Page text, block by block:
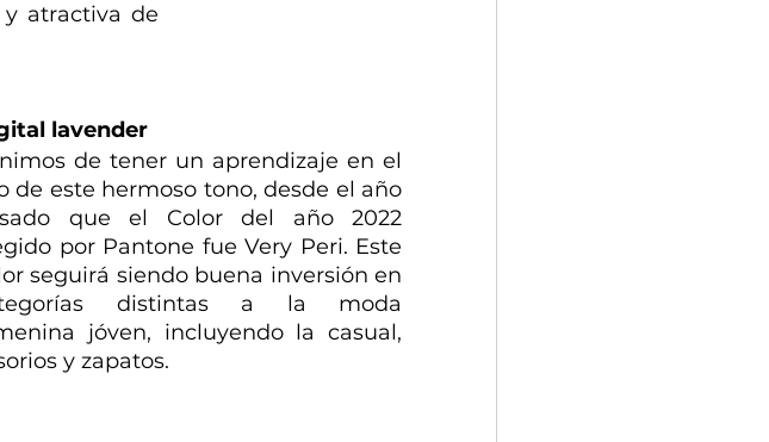
atractiva de
lavender
de tener un aprendizaje en el
de este hermoso tono, desde el año
que el Color del año 2022
por Pantone fue Very Peri. Este
seguirá siendo buena inversión en
distintas a la moda
jóven, incluyendo la casual,
y zapatos.